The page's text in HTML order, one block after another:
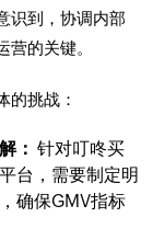
识到，协调内部
的关键。
的挑战：
： 针对叮咚买
台，需要制定明
确保GMV指标